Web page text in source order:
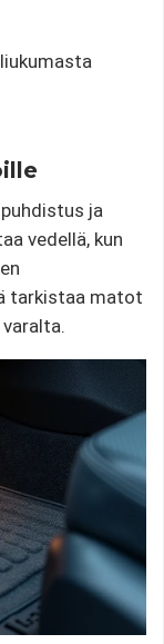
ja
vedellä, kun
tarkistaa matot